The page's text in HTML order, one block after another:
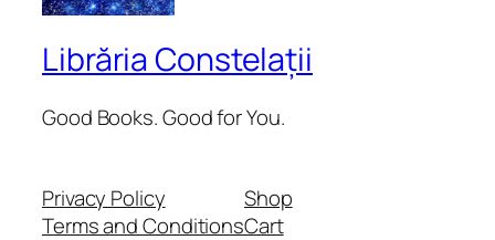
Librăria Constelații
Good Books. Good for You.
Privacy Policy
Terms and Conditions
Shop
Cart